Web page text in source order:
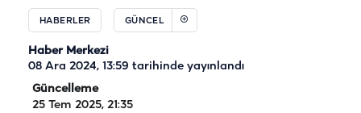
HABERLER GÜNCEL
Haber Merkezi
08 Ara 2024, 13:59 tarihinde yayınlandı
Güncelleme
25 Tem 2025, 21:35